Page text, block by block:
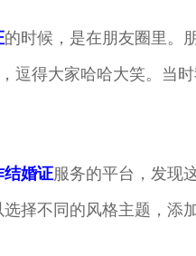
的时候，是在朋友圈里。
逗得大家哈哈大笑。当
结婚证服务的平台，发现
择不同的风格主题，添